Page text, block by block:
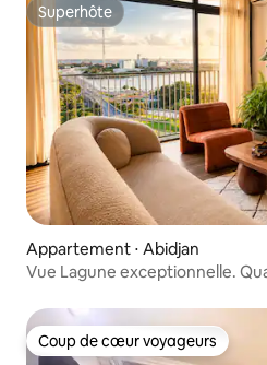
Superhôte
Superhôte
Appartement ⋅ Abidjan
Vue Lagune exceptionnelle.
Coup de cœur voyageurs
Coup de cœur voyageurs